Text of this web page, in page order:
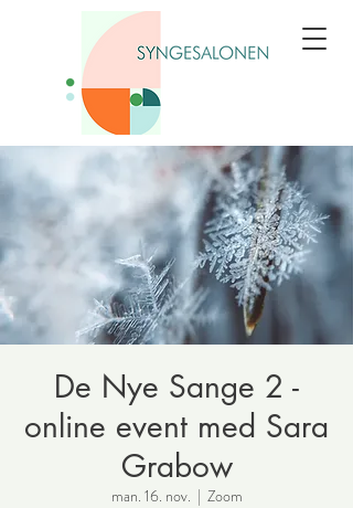
De Nye Sange 2 -
online event med Sara
Grabow
man. 16. nov.
  |
Zoom